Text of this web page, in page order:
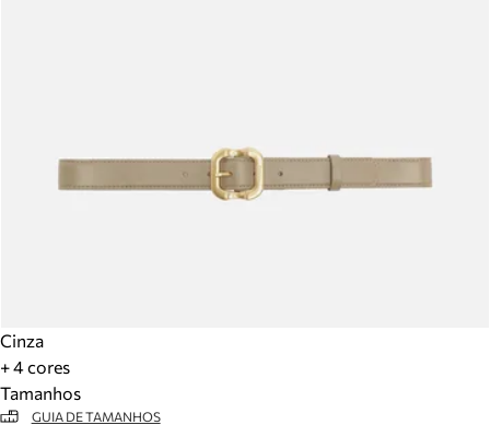
Cinza
+ 4 cores
Tamanhos
GUIA DE TAMANHOS